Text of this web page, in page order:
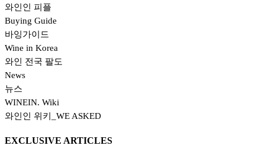
와인인 피플
Buying Guide
바잉가이드
Wine in Korea
와인 전국 팔도
News
뉴스
WINEIN. Wiki
와인인 위키_WE ASKED
EXCLUSIVE ARTICLES